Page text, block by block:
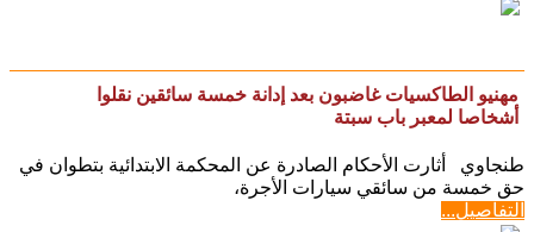
أشخاصا لمعبر باب سبتة
طنجاوي أثارت الأحكام الصادرة عن المحكمة الابتدائية بتطوان في